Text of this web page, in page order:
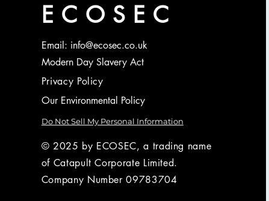
ECOSEC
Email: info@ecosec.co.uk
Modern Day Slavery Act
Privacy Policy
Our Environmental Policy
Do Not Sell My Personal Information
© 2025 by ECOSEC, a trading name
of Catapult Corporate Limited.
Company Number 09783704